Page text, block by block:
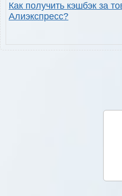
Как получить кэшбэк за
Алиэкспресс?